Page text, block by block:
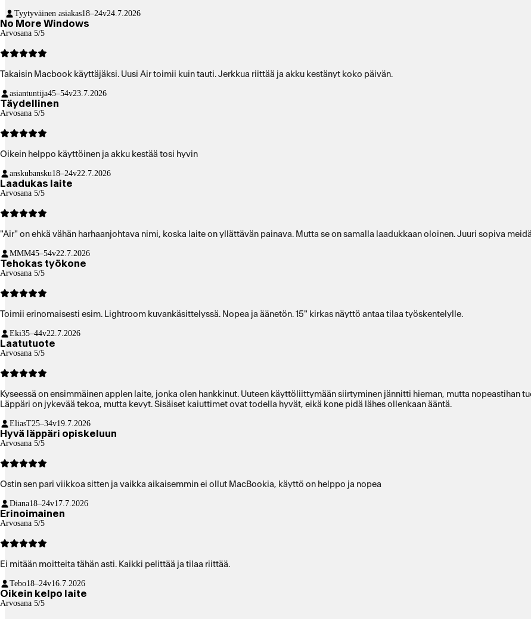
Tyytyväinen asiakas18–24v24.7.2026
No More Windows
Arvosana 5/5
Takaisin Macbook käyttäjäksi. Uusi Air toimii kuin tauti. Jerkkua riittää ja akku kestänyt koko päivän.
asiantuntija45–54v23.7.2026
Täydellinen
Arvosana 5/5
Oikein helppo käyttöinen ja akku kestää tosi hyvin
anskubansku18–24v22.7.2026
Laadukas laite
Arvosana 5/5
"Air" on ehkä vähän harhaanjohtava nimi, koska laite on yllättävän painava. Mutta se on samalla laadukkaan oloinen. Juuri sopiva
MMM45–54v22.7.2026
Tehokas työkone
Arvosana 5/5
Toimii erinomaisesti esim. Lightroom kuvankäsittelyssä. Nopea ja äänetön. 15" kirkas näyttö antaa tilaa työskentelylle.
Eki35–44v22.7.2026
Laatutuote
Arvosana 5/5
Kyseessä on ensimmäinen applen laite, jonka olen hankkinut. Uuteen käyttöliittymään siirtyminen jännitti hieman, mutta
Läppäri on jykevää tekoa, mutta kevyt. Sisäiset kaiuttimet ovat todella hyvät, eikä kone pidä lähes ollenkaan ääntä.
EliasT25–34v19.7.2026
Hyvä läppäri opiskeluun
Arvosana 5/5
Ostin sen pari viikkoa sitten ja vaikka aikaisemmin ei ollut MacBookia, käyttö on helppo ja nopea
Diana18–24v17.7.2026
Erinoimainen
Arvosana 5/5
Ei mitään moitteita tähän asti. Kaikki pelittää ja tilaa riittää.
Tebo18–24v16.7.2026
Oikein kelpo laite
Arvosana 5/5